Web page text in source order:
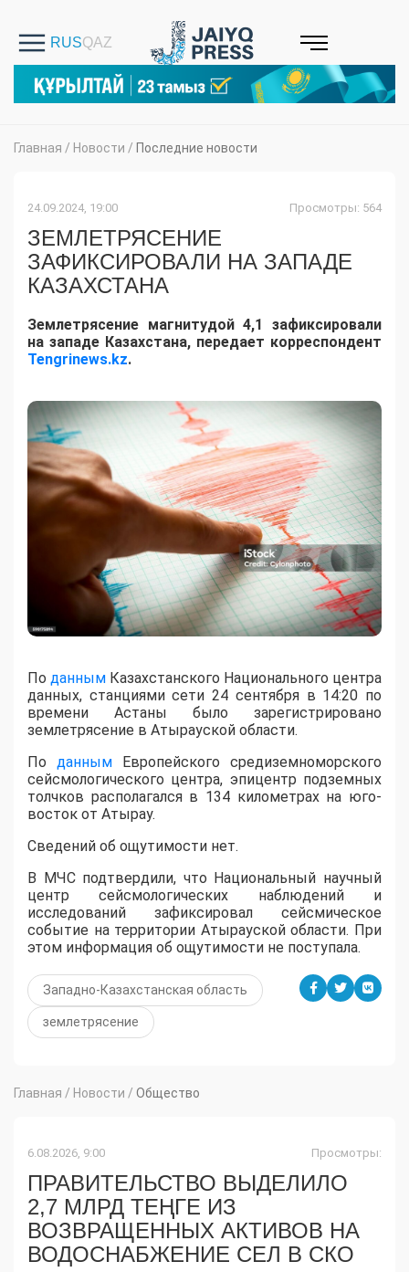
Главная / Новости / Последние новости
24.09.2024, 19:00 Просмотры: 564
ЗЕМЛЕТРЯСЕНИЕ
ЗАФИКСИРОВАЛИ НА ЗАПАДЕ
КАЗАХСТАНА
Землетрясение магнитудой 4,1 зафиксировали
на западе Казахстана, передает корреспондент
Tengrinews.kz.
По данным Казахстанского Национального центра
данных, станциями сети 24 сентября в 14:20 по
времени Астаны было зарегистрировано
землетрясение в Атырауской области.
По данным Европейского средиземноморского
сейсмологического центра, эпицентр подземных
толчков располагался в 134 километрах на юго-
восток от Атырау.
Сведений об ощутимости нет.
В МЧС подтвердили, что Национальный научный
центр сейсмологических наблюдений и
исследований зафиксировал сейсмическое
событие на территории Атырауской области. При
этом информация об ощутимости не поступала.
Западно-Казахстанская область
землетрясение
Главная / Новости / Общество
6.08.2026, 9:00 Просмотры:
ПРАВИТЕЛЬСТВО ВЫДЕЛИЛО
2,7 МЛРД ТЕҢГЕ ИЗ
ВОЗВРАЩЕННЫХ АКТИВОВ НА
ВОДОСНАБЖЕНИЕ СЕЛ В СКО